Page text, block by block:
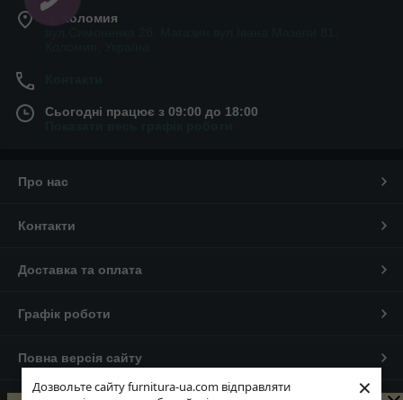
Дозвольте сайту furnitura-ua.com відправляти
×
м. Коломия
Сьогодні працює з 09:00 до 18:00
Про нас
Контакти
Доставка та оплата
Графік роботи
Повна версія сайту